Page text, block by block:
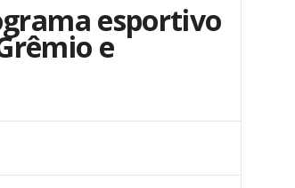
esportivo
e